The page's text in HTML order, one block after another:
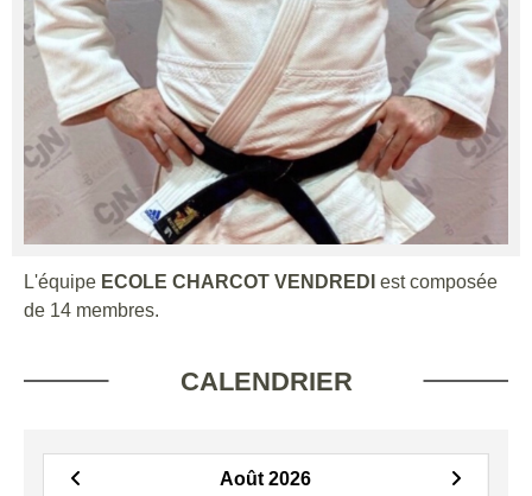
L'équipe ECOLE CHARCOT VENDREDI est composée
de 14 membres.
CALENDRIER
Août 2026